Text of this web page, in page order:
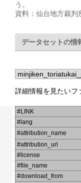
う。
資料：仙台地方裁
データセットの情
詳細情報を見たいフ
#LINK
#lang
#attribution_name
#attribution_url
#license
#file_name
#download_from